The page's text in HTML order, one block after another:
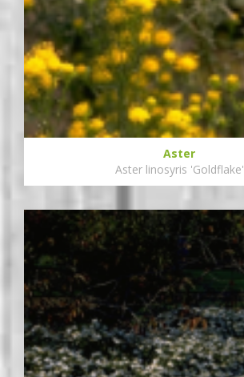
Aster
Aster linosyris 'Goldflake'